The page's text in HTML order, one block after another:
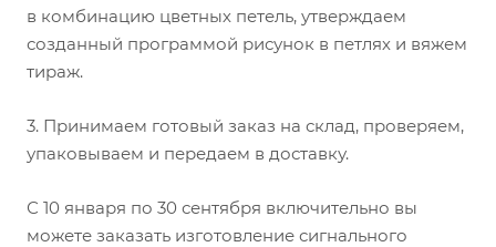
в комбинацию цветных петель, утверждаем
созданный программой рисунок в петлях и вяжем
тираж.
3. Принимаем готовый заказ на склад, проверяем,
упаковываем и передаем в доставку.
С 10 января по 30 сентября включительно вы
можете заказать изготовление сигнального